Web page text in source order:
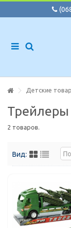
Детские
Трейлеры
2 товаров.
Вид: